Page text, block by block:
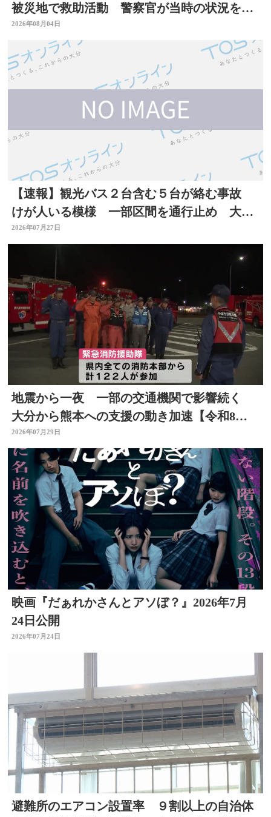
被災地で救助活動 警察官が当時の状況を語
る 大分
2026年08月04日
【速報】観光バス２台含む５台が絡む事故
けが人いる模様 一部区間を通行止め 大分
自動車道
2026年07月27日
地震から一夜 一部の交通機関で影響続く
大分から熊本への支援の動き加速【令和8年
熊本地震】
2026年07月29日
映画『だぁれかさんとアソぼ？』2026年7月
24日公開
2026年07月24日
避難所のエアコン設置率 ９割以上の自治体